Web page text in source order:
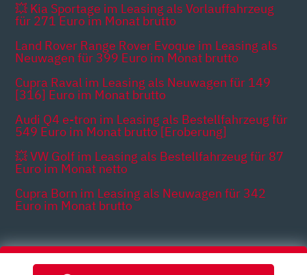
💥 Kia Sportage im Leasing als Vorlauffahrzeug
für 271 Euro im Monat brutto
Land Rover Range Rover Evoque im Leasing als
Neuwagen für 399 Euro im Monat brutto
Cupra Raval im Leasing als Neuwagen für 149
[316] Euro im Monat brutto
Audi Q4 e-tron im Leasing als Bestellfahrzeug für
549 Euro im Monat brutto [Eroberung]
💥 VW Golf im Leasing als Bestellfahrzeug für 87
Euro im Monat netto
Cupra Born im Leasing als Neuwagen für 342
Euro im Monat brutto